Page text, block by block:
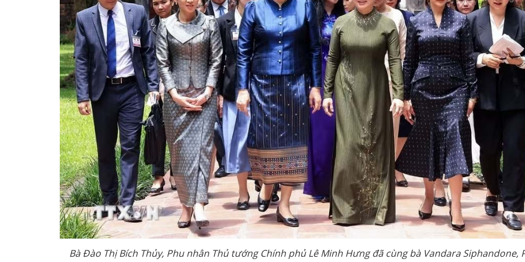
Bà Đào Thị Bích Thủy, Phu nhân Thủ tướng Chính phủ Lê Minh Hưng đã cùng bà Vandara Siphandone,